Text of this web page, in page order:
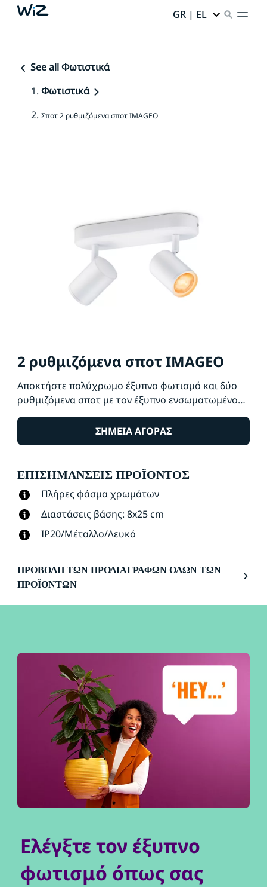
GR | EL
See all Φωτιστικά
Φωτιστικά
Σποτ 2 ρυθμιζόμενα σποτ IMAGEO
2 ρυθμιζόμενα σποτ IMAGEO
Αποκτήστε πολύχρωμο έξυπνο φωτισμό και δύο
ρυθμιζόμενα σποτ με τον έξυπνο ενσωματωμένο
προβολέα WiZ Imageo σε λευκό. Χρησιμοποιήστε
το με το υπάρχον Wi-Fi σας για έλεγχο με την
εφαρμογή WiZ ή τη φωνή σας.
ΣΗΜΕΊΑ ΑΓΟΡΆΣ
ΕΠΙΣΗΜΆΝΣΕΙΣ ΠΡΟΪΌΝΤΟΣ
Πλήρες φάσμα χρωμάτων
Διαστάσεις βάσης: 8x25 cm
IP20/Μέταλλο/Λευκό
ΠΡΟΒΟΛΉ ΤΩΝ ΠΡΟΔΙΑΓΡΑΦΏΝ ΌΛΩΝ ΤΩΝ
ΠΡΟΪΌΝΤΩΝ
Ελέγξτε τον έξυπνο
φωτισμό όπως σας